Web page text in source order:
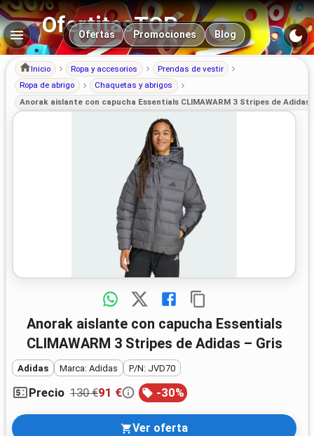
OfertitasTOP
Navegación principal
Ofertas Promociones Blog
Inicio Ropa y accesorios
Prendas de vestir
Ropa de abrigo
Chaquetas y abrigos
Anorak aislante con capucha Essentials CLIMAWARM 3 Stripes de Adidas
Anorak aislante con capucha Essentials
CLIMAWARM 3 Stripes de Adidas – Gris
Adidas Marca: Adidas P/N: JVD70
Precio 130 €91 € -30%
Ver oferta